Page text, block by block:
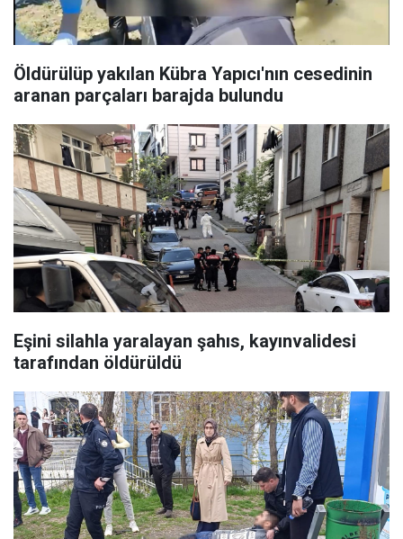
Öldürülüp yakılan Kübra Yapıcı'nın cesedinin
aranan parçaları barajda bulundu
Eşini silahla yaralayan şahıs, kayınvalidesi
tarafından öldürüldü